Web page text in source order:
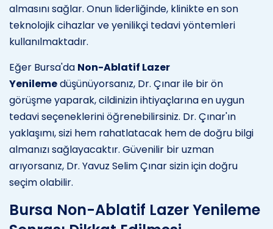
almasını sağlar. Onun liderliğinde, klinikte en son
teknolojik cihazlar ve yenilikçi tedavi yöntemleri
kullanılmaktadır.
Eğer Bursa'da Non-Ablatif Lazer
Yenilemedüşünüyorsanız, Dr. Çınar ile bir ön
görüşme yaparak, cildinizin ihtiyaçlarına en uygun
tedavi seçeneklerini öğrenebilirsiniz. Dr. Çınar'ın
yaklaşımı, sizi hem rahatlatacak hem de doğru bilgi
almanızı sağlayacaktır. Güvenilir bir uzman
arıyorsanız, Dr. Yavuz Selim Çınar sizin için doğru
seçim olabilir.
Bursa Non-Ablatif Lazer Yenileme